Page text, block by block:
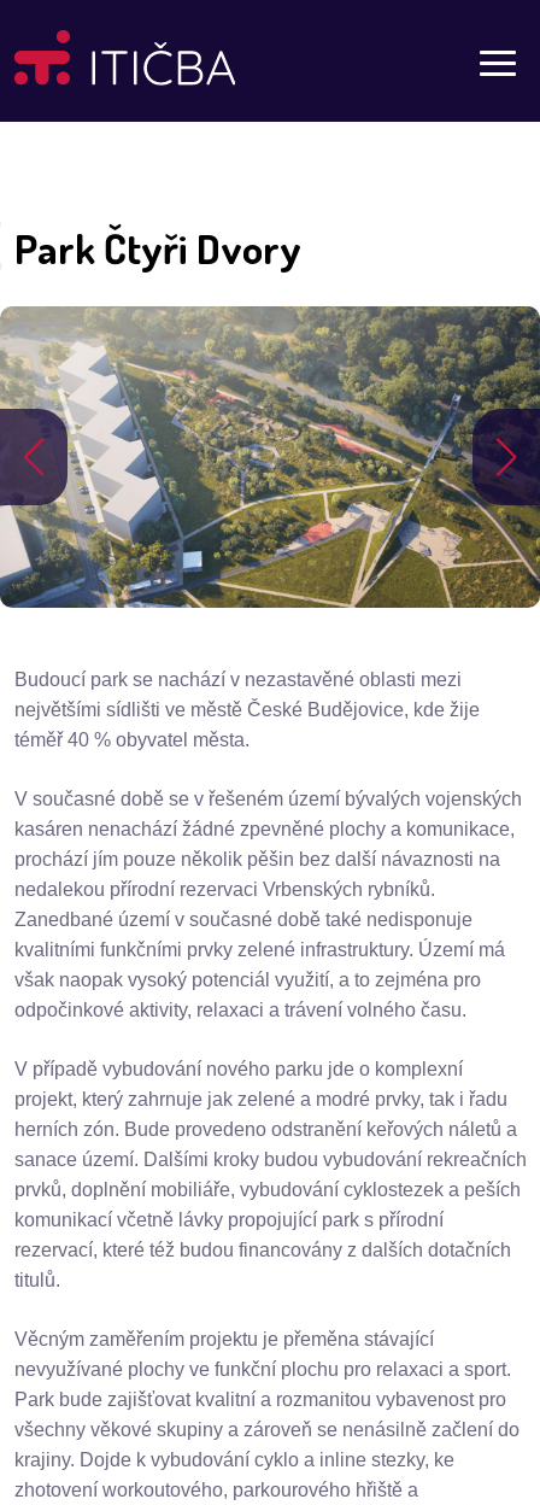
Aktuality
Park Čtyři Dvory
Budoucí park se nachází v nezastavěné oblasti mezi
největšími sídlišti ve městě České Budějovice, kde žije
téměř 40 % obyvatel města.
V současné době se v řešeném území bývalých vojenských
kasáren nenachází žádné zpevněné plochy a komunikace,
prochází jím pouze několik pěšin bez další návaznosti na
nedalekou přírodní rezervaci Vrbenských rybníků.
Zanedbané území v současné době také nedisponuje
kvalitními funkčními prvky zelené infrastruktury. Území má
však naopak vysoký potenciál využití, a to zejména pro
odpočinkové aktivity, relaxaci a trávení volného času.
V případě vybudování nového parku jde o komplexní
projekt, který zahrnuje jak zelené a modré prvky, tak i řadu
herních zón. Bude provedeno odstranění keřových náletů a
sanace území. Dalšími kroky budou vybudování rekreačních
prvků, doplnění mobiliáře, vybudování cyklostezek a peších
komunikací včetně lávky propojující park s přírodní
rezervací, které též budou financovány z dalších dotačních
titulů.
Věcným zaměřením projektu je přeměna stávající
nevyužívané plochy ve funkční plochu pro relaxaci a sport.
Park bude zajišťovat kvalitní a rozmanitou vybavenost pro
všechny věkové skupiny a zároveň se nenásilně začlení do
krajiny. Dojde k vybudování cyklo a inline stezky, ke
zhotovení workoutového, parkourového hřiště a